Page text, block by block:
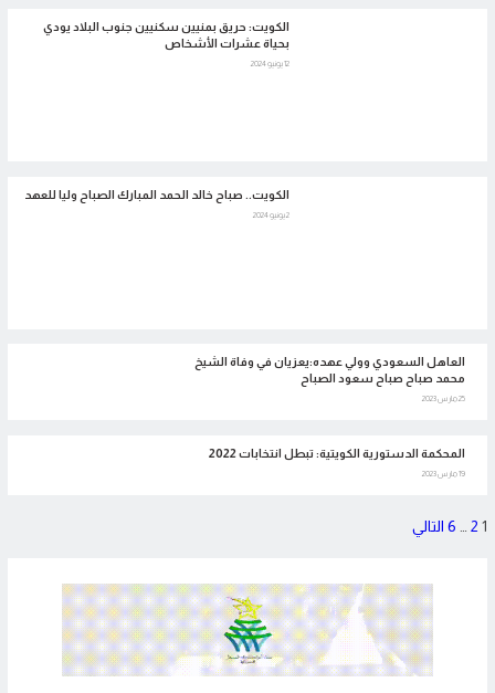
الكويت: حريق بمنيين سكنيين جنوب البلاد يودي
بحياة عشرات الأشخاص
12 يونيو 2024
الكويت.. صباح خالد الحمد المبارك الصباح وليا للعهد
2 يونيو 2024
العاهل السعودي وولي عهده:يعزيان في وفاة الشيخ
محمد صباح صباح سعود الصباح
25 مارس 2023
المحكمة الدستورية الكويتية: تبطل انتخابات 2022
19 مارس 2023
تعدد
المقالات
1
2
6 التالي